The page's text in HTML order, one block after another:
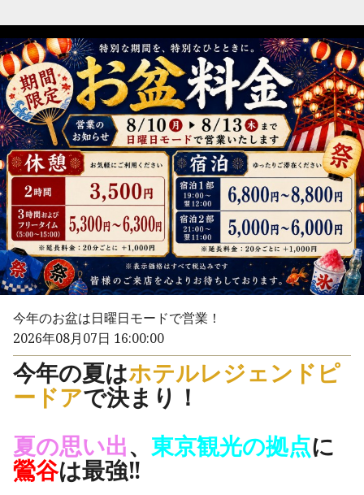
今年のお盆は日曜日モードで営業！
2026年08月07日 16:00:00
今年の夏はホテルレジェンドピ
ードアで決まり！
夏の思い出、 東京観光の拠点に
鶯谷は最強‼